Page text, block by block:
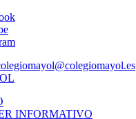
INFORMATIVO